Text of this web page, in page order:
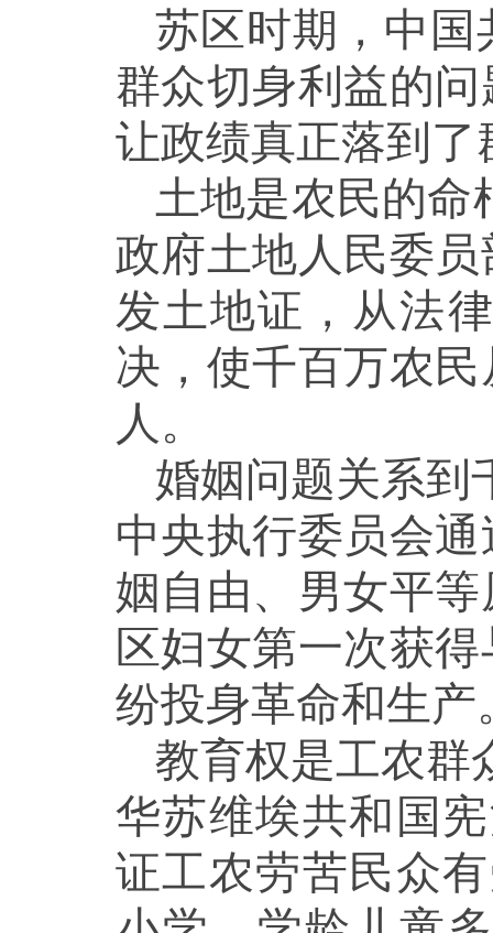
苏区时期，中
群众切身利益的
让政绩真正落到
土地是农民的
政府土地人民委
发土地证，从法
决，使千百万农
人。
婚姻问题关系到
中央执行委员会
姻自由、男女平
区妇女第一次获
纷投身革命和生产
教育权是工农群
华苏维埃共和国
证工农劳苦民众